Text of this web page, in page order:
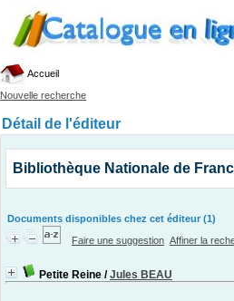
Accueil
Nouvelle recherche
Détail de l'éditeur
Bibliothèque Nationale de
Documents disponibles chez cet éditeur (1)
Faire une suggestion Affiner la
Petite Reine /Jules BEAU